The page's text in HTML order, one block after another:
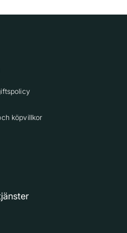
köpvillkor